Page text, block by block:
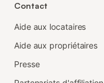
Contact
Aide aux locataires
Aide aux propriétaires
Presse